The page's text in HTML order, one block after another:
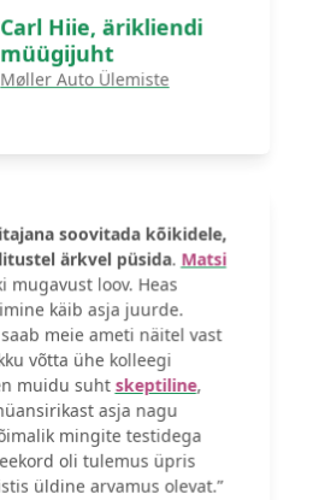
Carl Hiie, ärikliendi
müügijuht
Møller Auto Ülemiste
soovitada kõikidele,
ärkvel püsida. Matsi
mugavust loov. Heas
käib asja juurde.
meie ameti näitel vast
võtta ühe kolleegi
muidu suht skeptiline,
asja nagu
mingite testidega
oli tulemus üpris
üldine arvamus olevat.”